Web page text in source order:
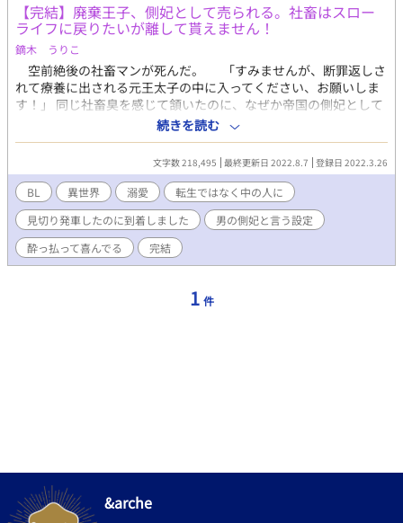
【完結】廃棄王子、側妃として売られる。社畜はスロー
ライフに戻りたいが離して貰えません！
鏑木 うりこ
空前絶後の社畜マンが死んだ。 「すみませんが、断罪返しさ
れて療養に出される元王太子の中に入ってください、お願いしま
す！」 同じ社畜臭を感じて頷いたのに、なぜか帝国の側妃として
売り渡されてしまった！ 話が違うし約束も違う！男の側妃を溺
愛してくるだと？！ ゆるーい設定でR18BLになります。 本編完
結致しました( ´ ▽ ` )緩い番外編も完結しました。 番外編、お品
書き。 〇セイリオス＆クロードがイチャイチャする話 〇騎士
団に謎のオブジェがある話 ○可愛いけれどムカつくあの子！
○ビリビリ腕輪の活用法 ○進撃の双子 ○おじさん達が温泉へ
行く話 ○孫が可愛いだけだなんて誰が言った？（孫に嫉妬する
ラムの話） ○なんかウチの村で美人が田んぼ作ってんだが？
（田んぼを耕すディエスの話） ○ブラックラム（危なく闇落ち
致しました。長い間＆たくさんのご声援を頂き誠にありがとうご
続きを読む
文字数 218,495 最終更新日 2022.8.7 登録日 2022.3.26
BL 異世界 溺愛
転生ではなく中の人に
見切り発車したのに到着しました
男の側妃と言う設定
酔っ払って喜んでる
完結
1 件
&arche